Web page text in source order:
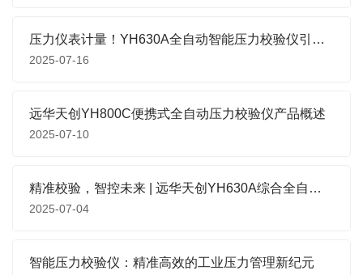
压力仪表计量！YH630A全自动智能压力校验仪引领智能高效新时代
2025-07-16
远华天创YH800C便携式全自动压力校验仪产品概述
2025-07-10
精准校验，智控未来 | 远华天创YH630A综合全自动压力校验仪
2025-07-04
智能压力校验仪：精准高效的工业压力管理新纪元